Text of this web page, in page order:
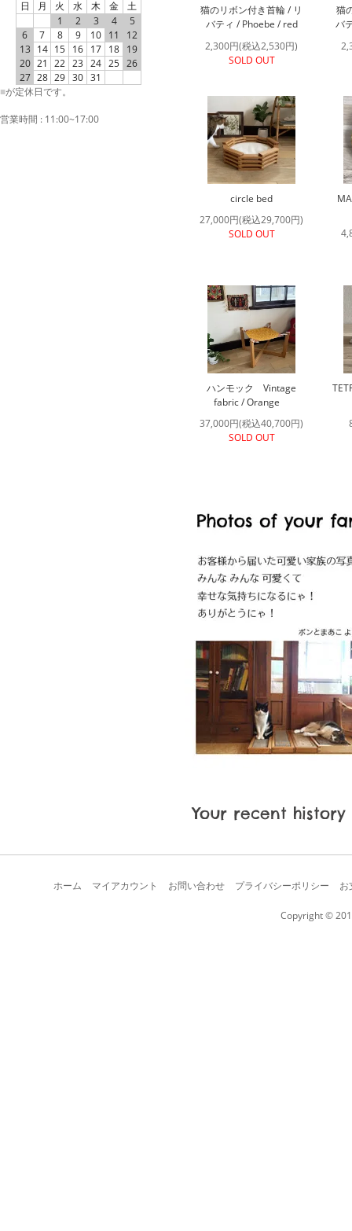
猫のリボン付き首輪 / リ
バティ / Phoebe / red
2,300円(税込2,530円)
SOLD OUT
猫
バ
circle bed
27,000円(税込29,700円)
SOLD OUT
ハンモック Vintage
fabric / Orange
37,000円(税込40,700円)
SOLD OUT
Your recent history
日 月 火 水 木 金
土
1
2 3 4
5
6
7 8 9 10 11
12
13 14 15 16 17 18 19
20 21 22 23 24 25 26
27 28 29 30 31
■が定休日です。
営業時間 : 11:00~17:00
ホーム マイアカウント お問い合わせ プライバシーポリシー お
Copyright ©